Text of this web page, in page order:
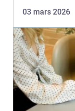
...
03 mars 2026